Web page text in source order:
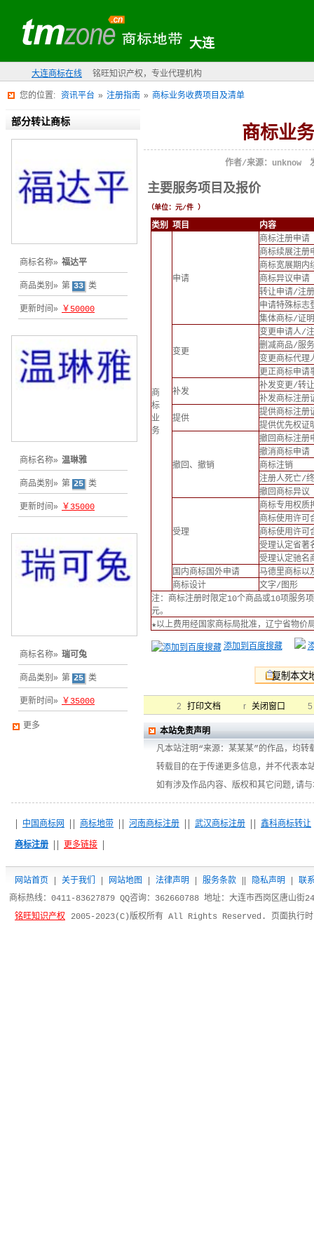
大连
大连商标在线 铭旺知识产权，专业代理机构
您的位置: 资讯平台 » 注册指南 » 商标业务收费项目及清单
部分转让商标
商标名称» 福达平
商品类别» 第 33 类
更新时间» ￥50000
商标名称» 温琳雅
商品类别» 第 25 类
更新时间» ￥35000
商标名称» 瑞可兔
商品类别» 第 25 类
更新时间» ￥35000
更多
商标业
作者/来源：unknow
主要服务项目及报价
（单位：元/件 ）
类别 项目 内容
商
标
业
务
申请
商标注册申请
商标续展注册
商标宽展期内
商标异议申请
转让申请/注
申请特殊标志
集体商标/证
变更
变更申请人/
删减商品/服
变更商标代理
更正商标申请
补发
补发变更/转
补发商标注册
提供
提供商标注册
提供优先权证
撤回、撤销
撤回商标注册
撤消商标申请
商标注销
注册人死亡/
撤回商标异议
受理
商标专用权质
商标使用许可
商标使用许可
受理认定省著
受理认定驰名
国内商标国外申请
马德里商标以
商标设计
文字/图形
注：商标注册时限定10个商品或10项服务
元。
★以上费用经国家商标局批准，辽宁省物价
添加到百度搜藏
2 打印文档 r 关闭窗口 5
本站免责声明
凡本站注明“来源：某某某”的作品，均转
转载目的在于传递更多信息，并不代表本
如有涉及作品内容、版权和其它问题,请
中国商标网 商标地带 河南商标注册 武汉商标注册 鑫科商标转让
商标注册 更多链接
网站首页 | 关于我们 | 网站地图 | 法律声明 | 服务条款 || 隐私声明 |
联
商标热线：0411-83627879 QQ咨询：362660788 地址：大连市西岗区唐山街
铭旺知识产权
2005-2023(C)版权所有 All Rights Reserved. 页面执行时